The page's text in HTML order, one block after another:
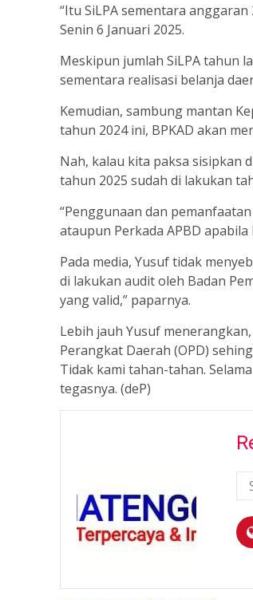
“Itu SiLPA sementara
Senin 6 Januari 2025.
Meskipun jumlah SiLPA tahun
sementara realisasi belanja
Kemudian, sambung mantan
tahun 2024 ini, BPKAD akan
Nah, kalau kita paksa sisipkan
tahun 2025 sudah di lakukan
“Penggunaan dan
ataupun Perkada APBD
Pada media, Yusuf tidak
di lakukan audit oleh Badan
yang valid,” paparnya.
Lebih jauh Yusuf
Perangkat Daerah (OPD)
Tidak kami tahan-tahan.
tegasnya. (deP)